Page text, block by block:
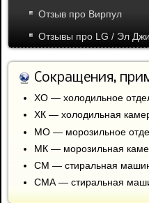
Отзыв про Вирпул
Отзывы про LG / Эл Джи
Сокращения,
ХО — холодильное
ХК — холодильная
МО — морозильное
МК — морозильная
СМ — стиральная
СМА — стиральная